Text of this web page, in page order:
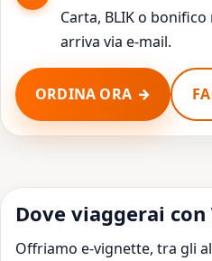
Carta, BLIK o
arriva via e-mail.
ORDINA ORA
Dove viaggerai
Offriamo e-vignette, tra gli